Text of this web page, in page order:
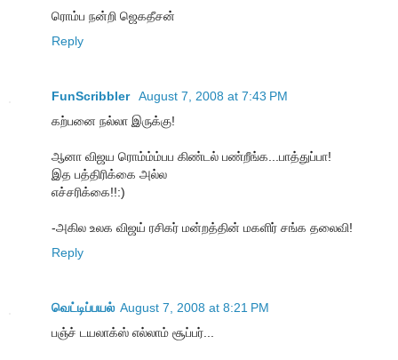
ரொம்ப நன்றி ஜெகதீசன்
Reply
FunScribbler August 7, 2008 at 7:43 PM
கற்பனை நல்லா இருக்கு!
ஆனா விஜய ரொம்ம்ம்பப கிண்டல் பண்றீங்க...பாத்துப்பா!
இத பத்திரிக்கை அல்ல
எச்சரிக்கை!!:)
-அகில உலக விஜய் ரசிகர் மன்றத்தின் மகளிர் சங்க தலைவி!
Reply
வெட்டிப்பயல் August 7, 2008 at 8:21 PM
பஞ்ச் டயலாக்ஸ் எல்லாம் சூப்பர்...